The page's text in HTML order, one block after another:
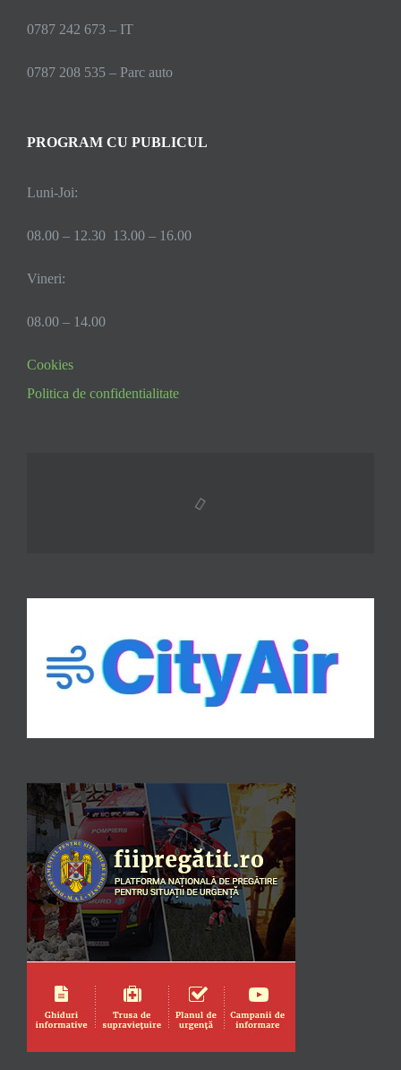
0787 242 673 – IT
0787 208 535 – Parc auto
PROGRAM CU PUBLICUL
Luni-Joi:
08.00 – 12.30 13.00 – 16.00
Vineri:
08.00 – 14.00
Cookies
Politica de confidentialitate